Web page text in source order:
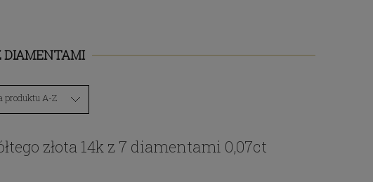
DIAMENTAMI
produktu A-Z
złota 14k z 7 diamentami 0,07ct